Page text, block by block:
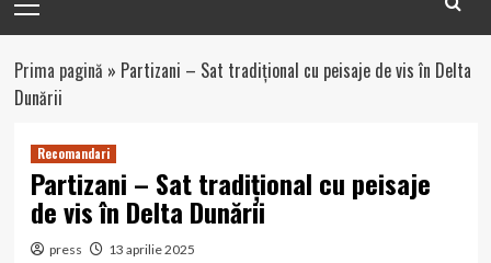
Menu
Prima pagină » Partizani – Sat tradițional cu peisaje de vis în Delta
Dunării
Recomandari
Partizani – Sat tradițional cu peisaje
de vis în Delta Dunării
press 13 aprilie 2025